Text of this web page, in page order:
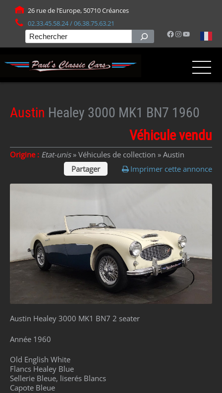
26 rue de l’Europe, 50710 Créances
02.33.45.58.24 / 06.38.75.63.21
Facebook
Instagram
YouTube
Rechercher
Austin Healey 3000 MK1 BN7 1960
Véhicule vendu
Origine : Etat-unis» Véhicules de collection » Austin
Partager
Imprimer cette annonce
Austin Healey 3000 MK1 BN7 2 seater
Année 1960
Old English White
Flancs Healey Blue
Sellerie Bleue, liserés Blancs
Capote Bleue
Panneau de gestion des cookies